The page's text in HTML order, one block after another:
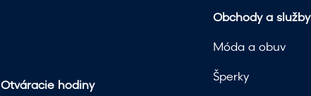
Otváracie hodiny
Obchody a služby
Móda a obuv
Šperky